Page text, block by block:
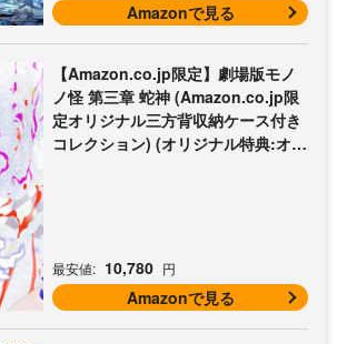
Amazonで見る
【Amazon.co.jp限定】劇場版モノ
ノ怪 第三章 蛇神 (Amazon.co.jp限
定オリジナル三方背収納ケース付き
コレクション) (オリジナル特典:オリ
最安値: 10,780 円
Amazonで見る